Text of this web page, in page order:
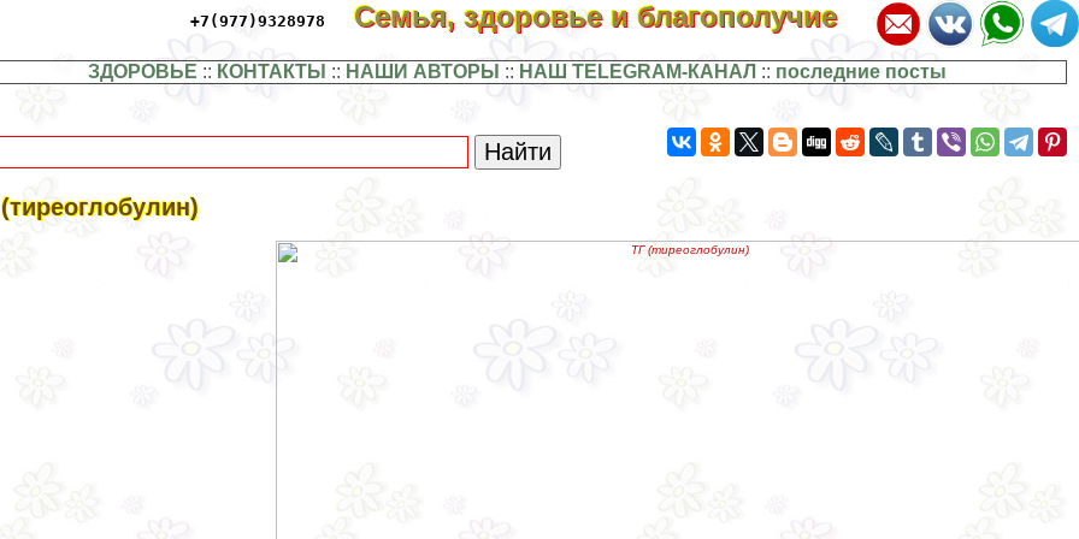
+7(977)9328978 Семья, здоровье и благополучие
ЗДОРОВЬЕ :: КОНТАКТЫ :: НАШИ АВТОРЫ :: НАШ TELEGRAM-КАНАЛ :: последние посты